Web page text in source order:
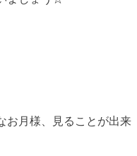
お月様、見ることが出来